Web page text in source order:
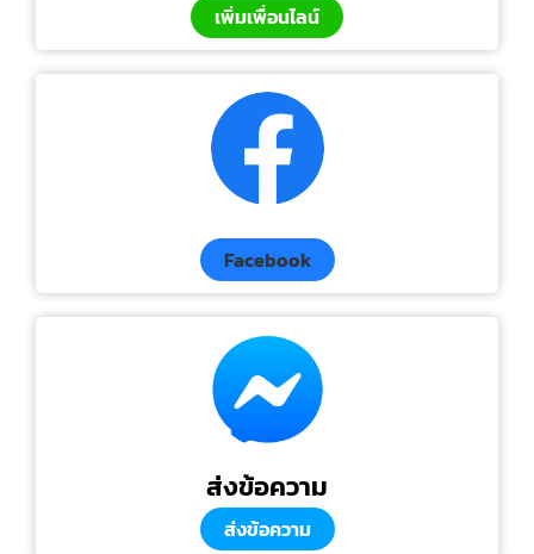
เพิ่มเพื่อนไลน์
Facebook
ส่งข้อความ
ส่งข้อความ